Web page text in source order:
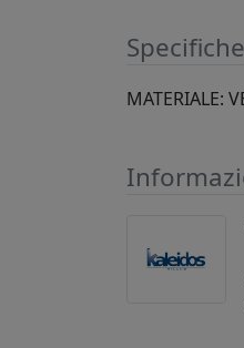
Specifiche
MATERIALE: